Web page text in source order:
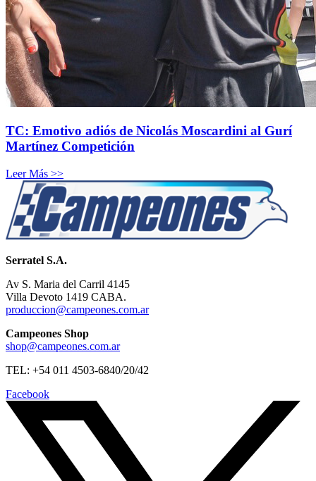
TC: Emotivo adiós de Nicolás Moscardini al Gurí
Martínez Competición
Leer Más >>
Serratel S.A.
Av S. Maria del Carril 4145
Villa Devoto 1419 CABA.
produccion@campeones.com.ar
Campeones Shop
shop@campeones.com.ar
TEL: +54 011 4503-6840/20/42
Facebook